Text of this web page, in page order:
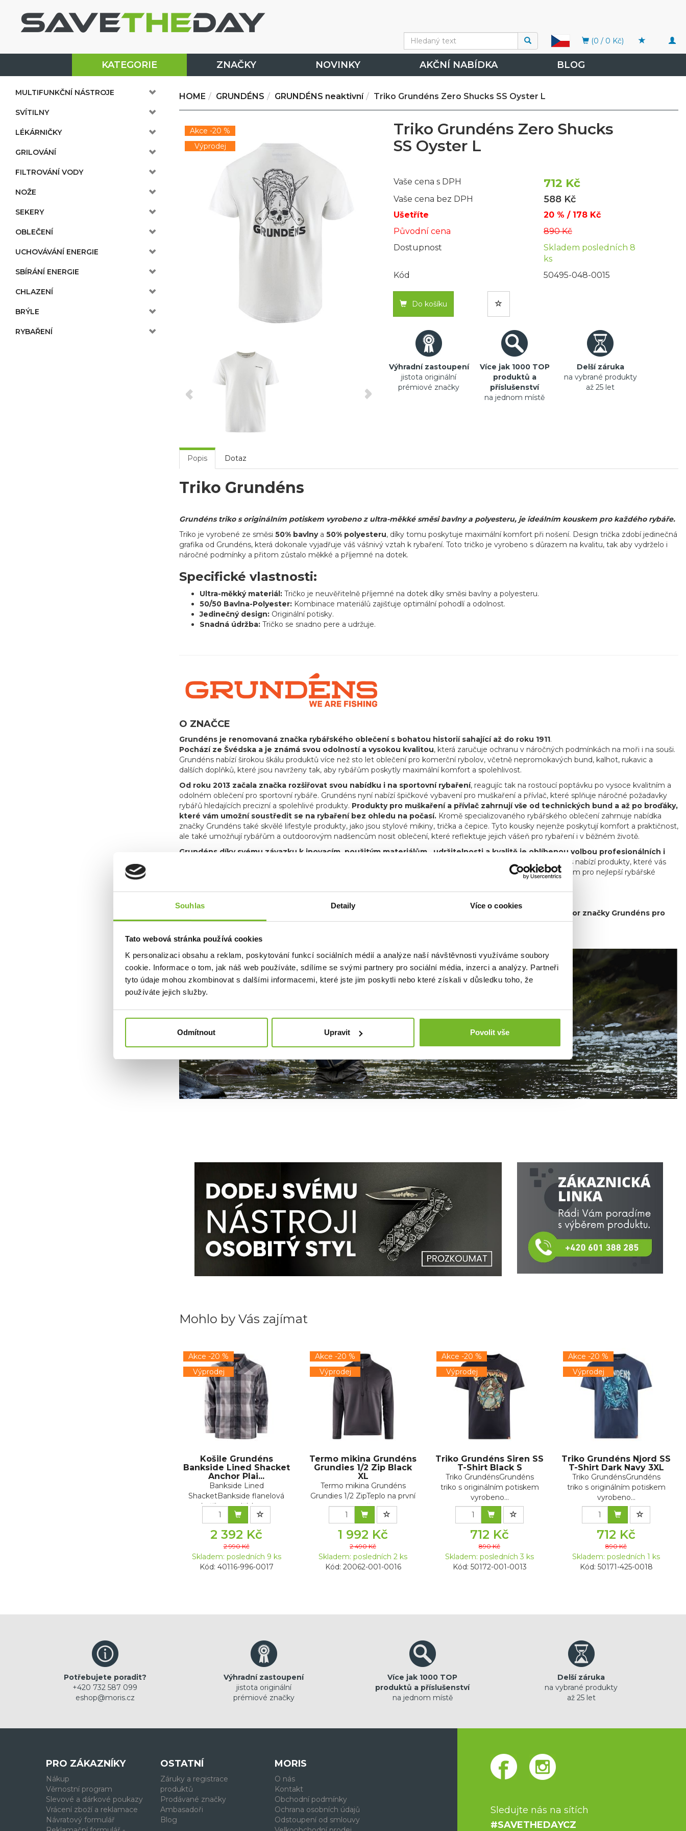
Souhlas Detaily Více o cookies
Tato webová stránka používá cookies
K personalizaci obsahu a reklam, poskytování funkcí sociálních médií a analýze naší návštěvnosti využíváme soubory
cookie. Informace o tom, jak náš web používáte, sdílíme se svými partnery pro sociální média, inzerci a analýzy. Partneři
tyto údaje mohou zkombinovat s dalšími informacemi, které jste jim poskytli nebo které získali v důsledku toho, že
používáte jejich služby.
Odmítnout Upravit Povolit vše
(0 / 0 Kč)
KATEGORIE ZNAČKY NOVINKY AKČNÍ NABÍDKA BLOG
MULTIFUNKČNÍ NÁSTROJE
SVÍTILNY
LÉKÁRNIČKY
GRILOVÁNÍ
FILTROVÁNÍ VODY
NOŽE
SEKERY
OBLEČENÍ
UCHOVÁVÁNÍ ENERGIE
SBÍRÁNÍ ENERGIE
CHLAZENÍ
BRÝLE
RYBAŘENÍ
HOME GRUNDÉNS GRUNDÉNS neaktivní Triko Grundéns Zero Shucks SS Oyster L
Akce -20 %
Výprodej
Triko Grundéns Zero Shucks
SS Oyster L
Vaše cena s DPH 712 Kč
Vaše cena bez DPH 588 Kč
Ušetříte
20 % / 178 Kč
Původní cena
890 Kč
Dostupnost
Skladem posledních 8
ks
Kód
50495-048-0015
Do košíku
Výhradní zastoupení
jistota originální
prémiové značky
Více jak 1000 TOP
produktů a
příslušenství
na jednom místě
Delší záruka
na vybrané produkty
až 25 let
Popis Dotaz
Triko Grundéns
Grundéns triko s originálním potiskem vyrobeno z ultra-měkké směsi bavlny a polyesteru, je ideálním kouskem pro každého rybáře.
Triko je vyrobené ze směsi 50% bavlnya 50% polyesteru, díky tomu poskytuje maximální komfort při nošení. Design trička zdobí jedinečná
grafika od Grundéns, která dokonale vyjadřuje váš vášnivý vztah k rybaření. Toto tričko je vyrobeno s důrazem na kvalitu, tak aby vydrželo i
náročné podmínky a přitom zůstalo měkké a příjemné na dotek.
Specifické vlastnosti:
Ultra-měkký materiál: Tričko je neuvěřitelně příjemné na dotek díky směsi bavlny a polyesteru.
50/50 Bavlna-Polyester: Kombinace materiálů zajišťuje optimální pohodlí a odolnost.
Jedinečný design: Originální potisky.
Snadná údržba: Tričko se snadno pere a udržuje.
O ZNAČCE
Grundéns je renomovaná značka rybářského oblečení s bohatou historií sahající až do roku 1911.
Pochází ze Švédska a je známá svou odolností a vysokou kvalitou, která zaručuje ochranu v náročných podmínkách na moři i na souši.
Grundéns nabízí širokou škálu produktů více než sto let oblečení pro komerční rybolov, včetně nepromokavých bund, kalhot, rukavic a
dalších doplňků, které jsou navrženy tak, aby rybářům poskytly maximální komfort a spolehlivost.
Od roku 2013 začala značka rozšiřovat svou nabídku i na sportovní rybaření, reagujíc tak na rostoucí poptávku po vysoce kvalitním a
odolném oblečení pro sportovní rybáře. Grundéns nyní nabízí špičkové vybavení pro muškaření a přívlač, které splňuje náročné požadavky
rybářů hledajících precizní a spolehlivé produkty. Produkty pro muškaření a přívlač zahrnují vše od technických bund a až po broďáky,
které vám umožní soustředit se na rybaření bez ohledu na počasí. Kromě specializovaného rybářského oblečení zahrnuje nabídka
značky Grundéns také skvělé lifestyle produkty, jako jsou stylové mikiny, trička a čepice. Tyto kousky nejenže poskytují komfort a praktičnost,
ale také umožňují rybářům a outdoorovým nadšencům nosit oblečení, které reflektuje jejich vášeň pro rybaření i v běžném životě.
Grundéns díky svému závazku k inovacím, použitým materiálům, udržitelnosti a kvalitě je oblíbenou volbou profesionálních i
Bez ohledu na to, zda jste na vodě nebo trávíte čas ve městě, Grundéns nabízí produkty, které vás
udrží v suchu, teple a stylu. Přidejte se k tisícům spokojených zákazníků a objevte, proč je Grundéns synonymem pro nejlepší rybářské
provozovatel
eshopu SAVETHEDAY.CZ je hrdý exkluzivní distributor značky Grundéns pro
Českou republiku a Slovensko.
Mohlo by Vás zajímat
Akce -20 %
Výprodej
Košile Grundéns
Bankside Lined Shacket
Anchor Plai...
Bankside Lined
ShacketBankside flanelová
košile s podšívkou ...
2 392 Kč
2 990 Kč
Skladem: posledních 9 ks
Kód: 40116-996-0017
Akce -20 %
Výprodej
Termo mikina Grundéns
Grundies 1/2 Zip Black
XL
Termo mikina Grundéns
Grundies 1/2 ZipTeplo na první
vrstvě....
1 992 Kč
2 490 Kč
Skladem: posledních 2 ks
Kód: 20062-001-0016
Akce -20 %
Výprodej
Triko Grundéns Siren SS
T-Shirt Black S
Triko GrundénsGrundéns
triko s originálním potiskem
vyrobeno...
712 Kč
890 Kč
Skladem: posledních 3 ks
Kód: 50172-001-0013
Akce -20 %
Výprodej
Triko Grundéns Njord SS
T-Shirt Dark Navy 3XL
Triko GrundénsGrundéns
triko s originálním potiskem
vyrobeno...
712 Kč
890 Kč
Skladem: posledních 1 ks
Kód: 50171-425-0018
Potřebujete poradit?
+420 732 587 099
eshop@moris.cz
Výhradní zastoupení
jistota originální
prémiové značky
Více jak 1000 TOP
produktů a příslušenství
na jednom místě
Delší záruka
na vybrané produkty
až 25 let
PRO ZÁKAZNÍKY
Nákup
Věrnostní program
Slevové a dárkové poukazy
Vrácení zboží a reklamace
Návratový formulář
OSTATNÍ
Záruky a registrace
produktů
Prodávané značky
Ambasadoři
Blog
MORIS
O nás
Kontakt
Obchodní podmínky
Ochrana osobních údajů
Odstoupení od smlouvy
Sledujte nás na sítích
#SAVETHEDAYCZ